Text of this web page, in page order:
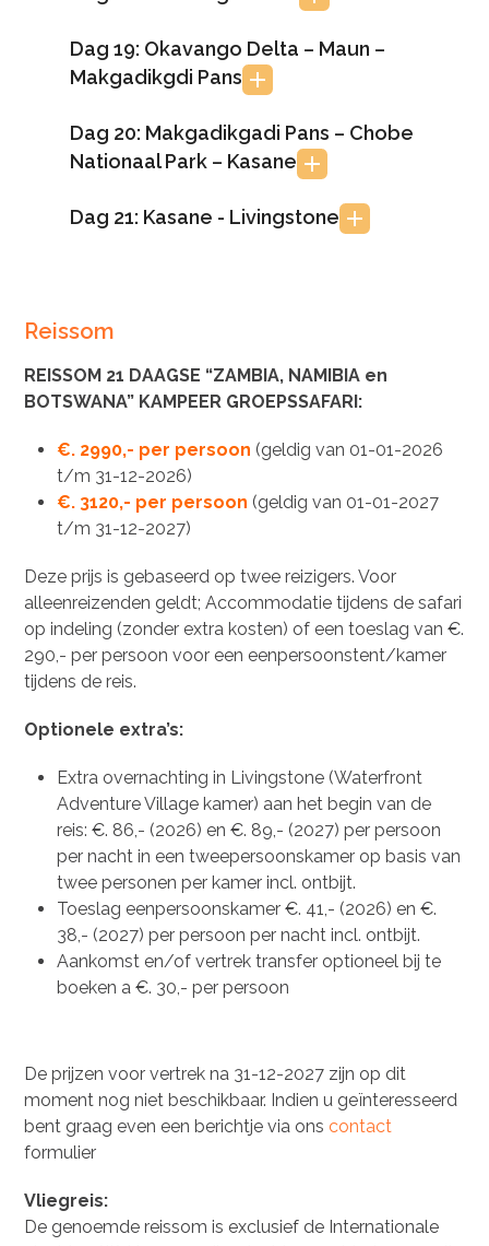
Dag 19: Okavango Delta – Maun –
Makgadikgdi Pans
Dag 20: Makgadikgadi Pans – Chobe
Nationaal Park – Kasane
Dag 21: Kasane - Livingstone
Reissom
REISSOM 21 DAAGSE “ZAMBIA, NAMIBIA en
BOTSWANA” KAMPEER GROEPSSAFARI:
€. 2990,- per persoon (geldig van 01-01-2026
t/m 31-12-2026)
€. 3120,- per persoon (geldig van 01-01-2027
t/m 31-12-2027)
Deze prijs is gebaseerd op twee reizigers. Voor
alleenreizenden geldt; Accommodatie tijdens de safari
op indeling (zonder extra kosten) of een toeslag van €.
290,- per persoon voor een eenpersoonstent/kamer
tijdens de reis.
Optionele extra’s:
Extra overnachting in Livingstone (Waterfront
Adventure Village kamer) aan het begin van de
reis: €. 86,- (2026) en €. 89,- (2027) per persoon
per nacht in een tweepersoonskamer op basis van
twee personen per kamer incl. ontbijt.
Toeslag eenpersoonskamer €. 41,- (2026) en €.
38,- (2027) per persoon per nacht incl. ontbijt.
Aankomst en/of vertrek transfer optioneel bij te
boeken a €. 30,- per persoon
De prijzen voor vertrek na 31-12-2027 zijn op dit
moment nog niet beschikbaar. Indien u geïnteresseerd
bent graag even een berichtje via onscontact
formulier
Vliegreis:
De genoemde reissom is exclusief de Internationale